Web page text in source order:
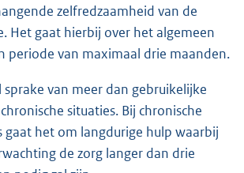
zelfredzaamheid van de
Het gaat hierbij over het algemeen
periode van maximaal drie maanden.
sprake van meer dan gebruikelijke
situaties. Bij chronische
gaat het om langdurige hulp waarbij
de zorg langer dan drie